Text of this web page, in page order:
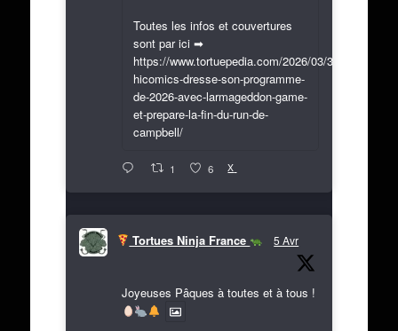
Toutes les infos et couvertures
sont par ici ➡
https://www.tortuepedia.com/2026/03/31/exclusif-
hicomics-dresse-son-programme-
de-2026-avec-larmageddon-game-
et-prepare-la-fin-du-run-de-
campbell/
1 6 X
Tortues Ninja France 5 Avr
Joyeuses Pâques à toutes et à tous !